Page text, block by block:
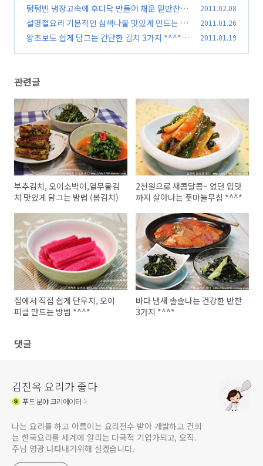
텅텅빈 냉장고속에 후다닥 만들어 채운 밑반찬 4
가지 *^^*
(93)
2011.02.08
설명절요리 기본적인 삼색나물 맛있게 만드는 방
법 *^^*
(64)
2011.01.26
왕초보도 쉽게 담그는 간단한 김치 3가지 *^^* 2011.01.19
관련글
부추김치, 오이소박이,열무물김
치 맛있게 담그는 방법 (봄김치)
2천원으로 새콤달콤~ 없던 입맛
까지 살아나는 풋마늘무침 *^^*
집에서 직접 쉽게 단무지, 오이
피클 만드는 방법 *^^*
바다 냄새 솔솔나는 건강한 반찬
3가지 *^^*
댓글
김진옥 요리가 좋다
푸드분야 크리에이터
나는 요리를 하고 아름이는 요리전수 받아 개발하고 건희
는 한국요리를 세계에 알리는 다국적 기업가되고, 오직.
주님 영광 나타내기위해 살겠습니다.